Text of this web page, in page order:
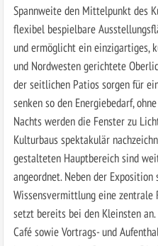
Spannweite den Mittelpunkt des
flexibel bespielbare
und ermöglicht ein einzigartiges,
und Nordwesten gerichtete
der seitlichen Patios sorgen für
senken so den Energiebedarf,
Nachts werden die Fenster zu
Kulturbaus spektakulär
gestalteten Hauptbereich sind
angeordnet. Neben der
Wissensvermittlung eine
setzt bereits bei den Kleinsten
Café sowie Vortrags- und